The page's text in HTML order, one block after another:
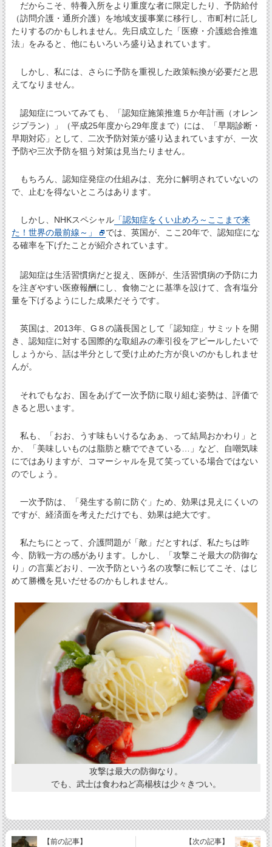
だからこそ、特養入所をより重度な者に限定したり、予防給付
（訪問介護・通所介護）を地域支援事業に移行し、市町村に託し
たりするのかもしれません。先日成立した「医療・介護総合推進
法」をみると、他にもいろいろ盛り込まれています。
しかし、私には、さらに予防を重視した政策転換が必要だと思
えてなりません。
認知症についてみても、「認知症施策推進５か年計画（オレン
ジプラン）」（平成25年度から29年度まで）には、「早期診断・
早期対応」として、二次予防対策が盛り込まれていますが、一次
予防や三次予防を狙う対策は見当たりません。
もちろん、認知症発症の仕組みは、充分に解明されていないの
で、止むを得ないところはあります。
しかし、NHKスペシャル「認知症をくい止めろ～ここまで来
た！世界の最前線～」
では、英国が、ここ20年で、認知症にな
る確率を下げたことが紹介されています。
認知症は生活習慣病だと捉え、医師が、生活習慣病の予防に力
を注ぎやすい医療報酬にし、食物ごとに基準を設けて、含有塩分
量を下げるようにした成果だそうです。
英国は、2013年、G８の議長国として「認知症」サミットを開
き、認知症に対する国際的な取組みの牽引役をアピールしたいで
しょうから、話は半分として受け止めた方が良いのかもしれませ
んが。
それでもなお、国をあげて一次予防に取り組む姿勢は、評価で
きると思います。
私も、「おお、うす味もいけるなあぁ、って結局おかわり」と
か、「美味しいものは脂肪と糖でできている…」など、自嘲気味
にではありますが、コマーシャルを見て笑っている場合ではない
のでしょう。
一次予防は、「発生する前に防ぐ」ため、効果は見えにくいの
ですが、経済面を考えただけでも、効果は絶大です。
私たちにとって、介護問題が「敵」だとすれば、私たちは昨
今、防戦一方の感があります。しかし、「攻撃こそ最大の防御な
り」の言葉どおり、一次予防という名の攻撃に転じてこそ、はじ
めて勝機を見いだせるのかもしれません。
攻撃は最大の防御なり。
でも、武士は食わねど高楊枝は少々きつい。
【前の記事】 【次の記事】